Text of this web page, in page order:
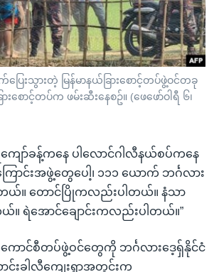
ေးသွားတဲ့ မြန်မာနယ်ခြားစောင့်တပ်ဖွဲ့ဝင်တခု
စောင့်တပ်က ဖမ်းဆီးနေစဥ်။ (ဖေဖော်ဝါရီ ၆၊
ျော်ခန့်ကနေ ပါလောင်ဂါလီနယ်စပ်ကနေ
ြောင်းအဖွဲ့တွေပေါ့၊ ၁၁၁ ယောက် ဘင်္ဂလား
။ တောင်ပြိုကလည်းပါတယ်။ နံသာ
ရဲအောင်ချောင်းကလည်းပါတယ်။”
ောင်စီတပ်ဖွဲ့ဝင်တွေကို ဘင်္ဂလားဒေ့ရှ်နိုင်ငံ
င်းခါလီကျေးရွာအတွင်းက